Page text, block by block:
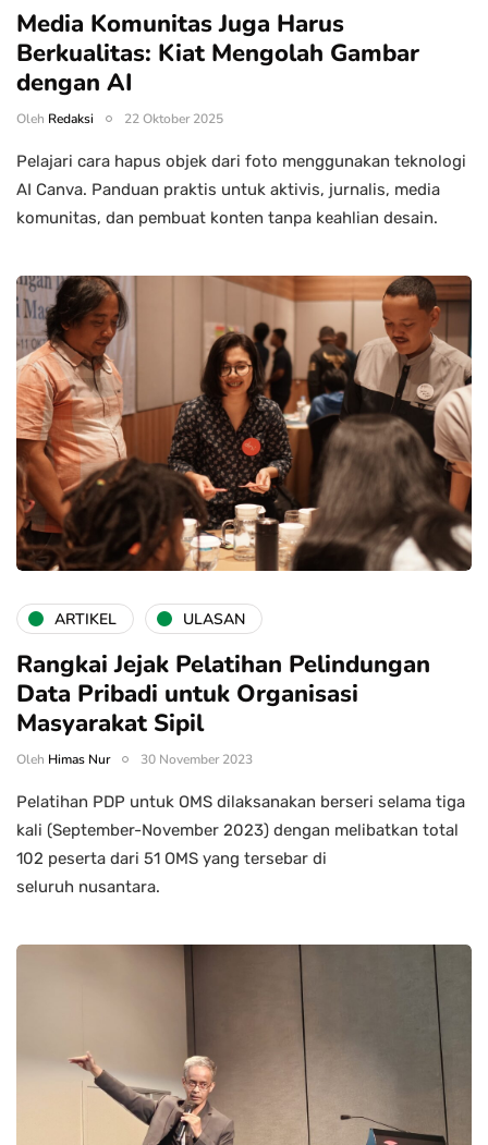
Media Komunitas Juga Harus
Berkualitas: Kiat Mengolah Gambar
dengan AI
Oleh Redaksi 22 Oktober 2025
Pelajari cara hapus objek dari foto menggunakan teknologi
AI Canva. Panduan praktis untuk aktivis, jurnalis, media
komunitas, dan pembuat konten tanpa keahlian desain.
ARTIKEL ULASAN
Rangkai Jejak Pelatihan Pelindungan
Data Pribadi untuk Organisasi
Masyarakat Sipil
Oleh Himas Nur 30 November 2023
Pelatihan PDP untuk OMS dilaksanakan berseri selama tiga
kali (September-November 2023) dengan melibatkan total
102 peserta dari 51 OMS yang tersebar di
seluruh nusantara.